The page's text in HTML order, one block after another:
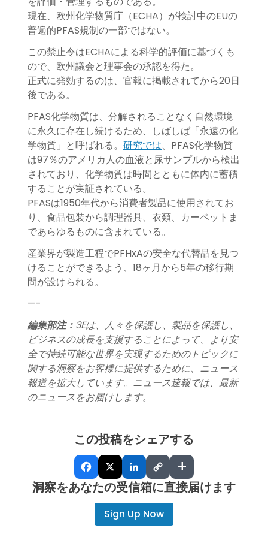
現在、欧州化学物質庁（ECHA）が検討中のEUの
普遍的PFAS規制の一部ではない。
この禁止令はECHAによる科学的評価に基づくも
ので、欧州議会と理事会の承認を得た。
正式に発効するのは、官報に掲載されてから20日
後である。
PFAS化学物質は、分解されることなく自然環境
に永久に存在し続けるため、しばしば「永遠の化
学物質」と呼ばれる。 研究では、PFAS化学物質
は97％のアメリカ人の血液と尿サンプルから検出
されており、化学物質は時間とともに体内に蓄積
することが実証されている。
PFASは1950年代から消費者製品に使用されてお
り、食品包装から調理器具、衣類、カーペットま
であらゆるものに含まれている。
産業界が製造工程でPFHxAの安全な代替品を見つ
けることができるよう、18ヶ月から5年の移行期
間が設けられる。
—-
編集部注： 3Eは、人々を保護し、製品を保護し、
ビジネスの成長を支援することによって、より安
全で持続可能な世界を実現するためのトピックに
関する洞察をお客様に提供するために、ニュース
報道を拡大しています。ニュース速報では、最新
のニュースをお届けします。
この投稿をシェアする
+
洞察をあなたの受信箱に直接届けます
Sign Up Now